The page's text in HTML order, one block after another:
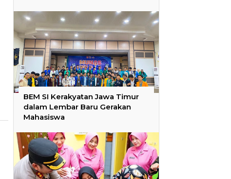
BEM SI Kerakyatan Jawa Timur
dalam Lembar Baru Gerakan
Mahasiswa